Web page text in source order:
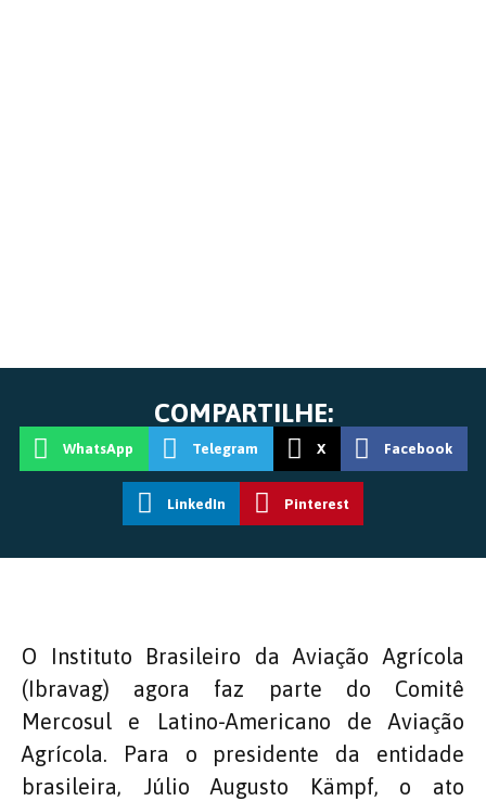
COMPARTILHE:
WhatsApp Telegram X Facebook
LinkedIn Pinterest
O Instituto Brasileiro da Aviação Agrícola
(Ibravag) agora faz parte do Comitê
Mercosul e Latino-Americano de Aviação
Agrícola. Para o presidente da entidade
brasileira, Júlio Augusto Kämpf, o ato